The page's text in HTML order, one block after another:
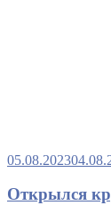
05.08.2023
Открылся